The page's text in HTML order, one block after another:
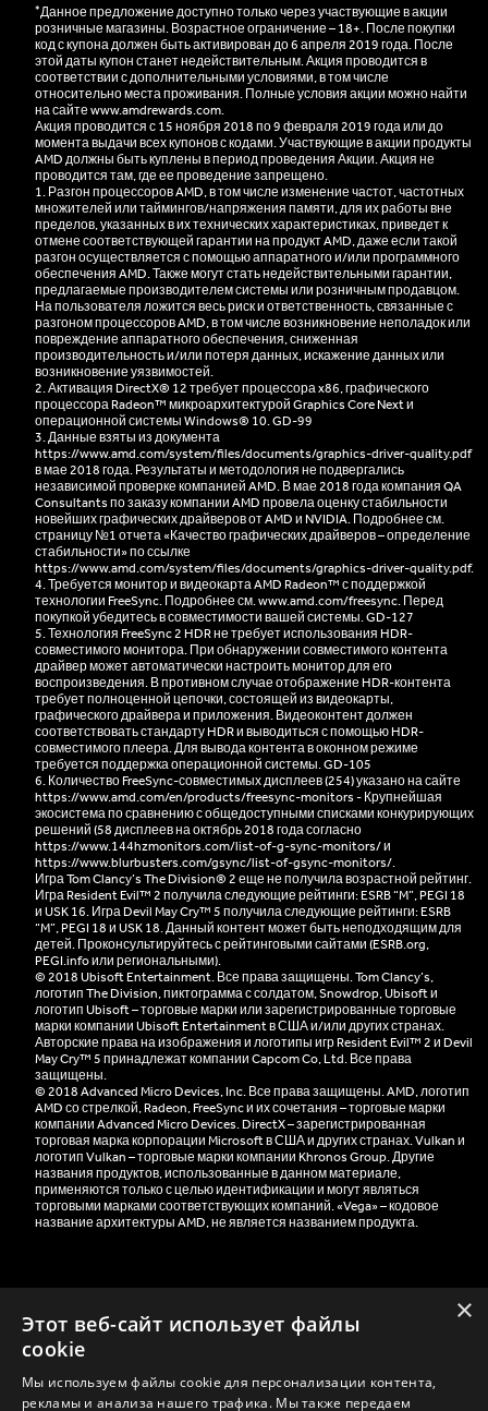
*Данное предложение доступно только через участвующие в акции
розничные магазины. Возрастное ограничение – 18+. После покупки
код с купона должен быть активирован до 6 апреля 2019 года. После
этой даты купон станет недействительным. Акция проводится в
соответствии с дополнительными условиями, в том числе
относительно места проживания. Полные условия акции можно найти
на сайтеwww.amdrewards.com.
Акция проводится с 15 ноября 2018 по 9 февраля 2019 года или до
момента выдачи всех купонов с кодами. Участвующие в акции продукты
AMD должны быть куплены в период проведения Акции. Акция не
проводится там, где ее проведение запрещено.
1. Разгон процессоров AMD, в том числе изменение частот, частотных
множителей или таймингов/напряжения памяти, для их работы вне
пределов, указанных в их технических характеристиках, приведет к
отмене соответствующей гарантии на продукт AMD, даже если такой
разгон осуществляется с помощью аппаратного и/или программного
обеспечения AMD. Также могут стать недействительными гарантии,
предлагаемые производителем системы или розничным продавцом.
На пользователя ложится весь риск и ответственность, связанные с
разгоном процессоров AMD, в том числе возникновение неполадок или
повреждение аппаратного обеспечения, сниженная
производительность и/или потеря данных, искажение данных или
возникновение уязвимостей.
2. Активация DirectX® 12 требует процессора x86, графического
процессора Radeon™ микроархитектурой Graphics Core Next и
операционной системы Windows® 10. GD-99
3. Данные взяты из документа
https://www.amd.com/system/files/documents/graphics-driver-quality.pdf
в мае 2018 года. Результаты и методология не подвергались
независимой проверке компанией AMD. В мае 2018 года компания QA
Consultants по заказу компании AMD провела оценку стабильности
новейших графических драйверов от AMD и NVIDIA. Подробнее см.
страницу №1 отчета «Качество графических драйверов – определение
стабильности» по ссылке
https://www.amd.com/system/files/documents/graphics-driver-quality.pdf.
4. Требуется монитор и видеокарта AMD Radeon™ с поддержкой
технологии FreeSync. Подробнее см.www.amd.com/freesync. Перед
покупкой убедитесь в совместимости вашей системы. GD-127
5. Технология FreeSync 2 HDR не требует использования HDR-
совместимого монитора. При обнаружении совместимого контента
драйвер может автоматически настроить монитор для его
воспроизведения. В противном случае отображение HDR-контента
требует полноценной цепочки, состоящей из видеокарты,
графического драйвера и приложения. Видеоконтент должен
соответствовать стандарту HDR и выводиться с помощью HDR-
совместимого плеера. Для вывода контента в оконном режиме
требуется поддержка операционной системы. GD-105
6. Количество FreeSync-совместимых дисплеев (254) указано на сайте
https://www.amd.com/en/products/freesync-monitors- Крупнейшая
экосистема по сравнению с общедоступными списками конкурирующих
решений (58 дисплеев на октябрь 2018 года согласно
https://www.144hzmonitors.com/list-of-g-sync-monitors/и
https://www.blurbusters.com/gsync/list-of-gsync-monitors/.
Игра Tom Clancy’s The Division® 2 еще не получила возрастной рейтинг.
Игра Resident Evil™ 2 получила следующие рейтинги: ESRB “M”, PEGI 18
и USK 16. Игра Devil May Cry™ 5 получила следующие рейтинги: ESRB
“M”, PEGI 18 и USK 18. Данный контент может быть неподходящим для
детей. Проконсультируйтесь с рейтинговыми сайтами (ESRB.org,
PEGI.info или региональными).
© 2018 Ubisoft Entertainment. Все права защищены. Tom Clancy’s,
логотип The Division, пиктограмма с солдатом, Snowdrop, Ubisoft и
логотип Ubisoft – торговые марки или зарегистрированные торговые
марки компании Ubisoft Entertainment в США и/или других странах.
Авторские права на изображения и логотипы игр Resident Evil™ 2 и Devil
May Cry™ 5 принадлежат компании Capcom Co, Ltd. Все права
защищены.
© 2018 Advanced Micro Devices, Inc. Все права защищены. AMD, логотип
AMD со стрелкой, Radeon, FreeSync и их сочетания – торговые марки
компании Advanced Micro Devices. DirectX – зарегистрированная
торговая марка корпорации Microsoft в США и других странах. Vulkan и
логотип Vulkan – торговые марки компании Khronos Group. Другие
названия продуктов, использованные в данном материале,
применяются только с целью идентификации и могут являться
торговыми марками соответствующих компаний. «Vega» – кодовое
название архитектуры AMD, не является названием продукта.
Контакты
×
Этот веб-сайт использует файлы
cookie
Мы используем файлы cookie для персонализации контента,
рекламы и анализа нашего трафика. Мы также передаем